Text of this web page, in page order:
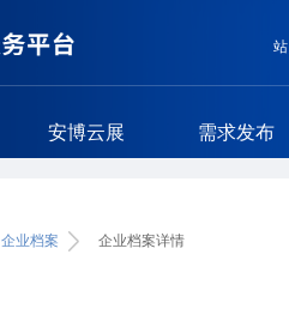
安博云展 需求发布
企业档案 企业档案详情